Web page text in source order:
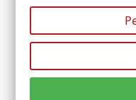
Crema Di
Senza